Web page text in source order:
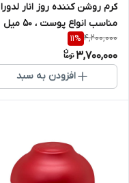
کرم روشن کننده روز انار لدورا
مناسب انواع پوست ، 50 میل
4,200,000
11%
3,700,000
افزودن به سبد